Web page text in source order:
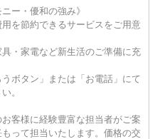
ー・優和の強み》
を節約できるサービスをご用意
・家電など新生活のご準備に充
ボタン」または「お電話」にて
。
客様に経験豊富な担当者がご案
って担当いたします。価格の交